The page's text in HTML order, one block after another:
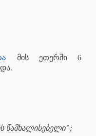
მის ეთერში 6
წამხალისებელი”;